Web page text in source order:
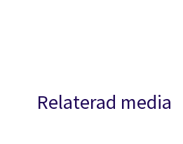
Relaterad media